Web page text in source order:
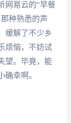
网易云的“早餐
种熟悉的声
缓解了不少乡
烦恼，不妨试
望。毕竟，能
确幸啊。